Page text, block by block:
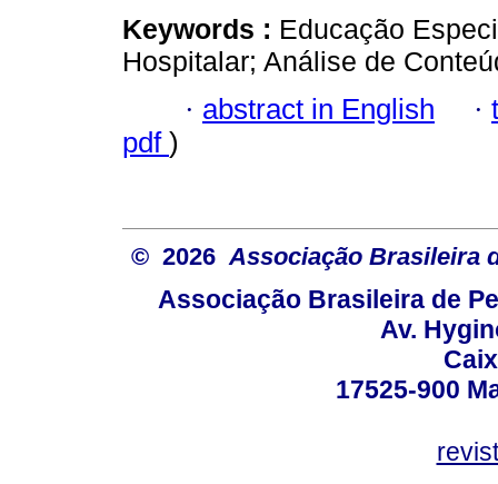
Keywords : Educação
Hospitalar; Análise de
· abstract in English ·
pdf )
© 2026 Associação Brasileira
Associação Brasileira de
Av.
17525-900